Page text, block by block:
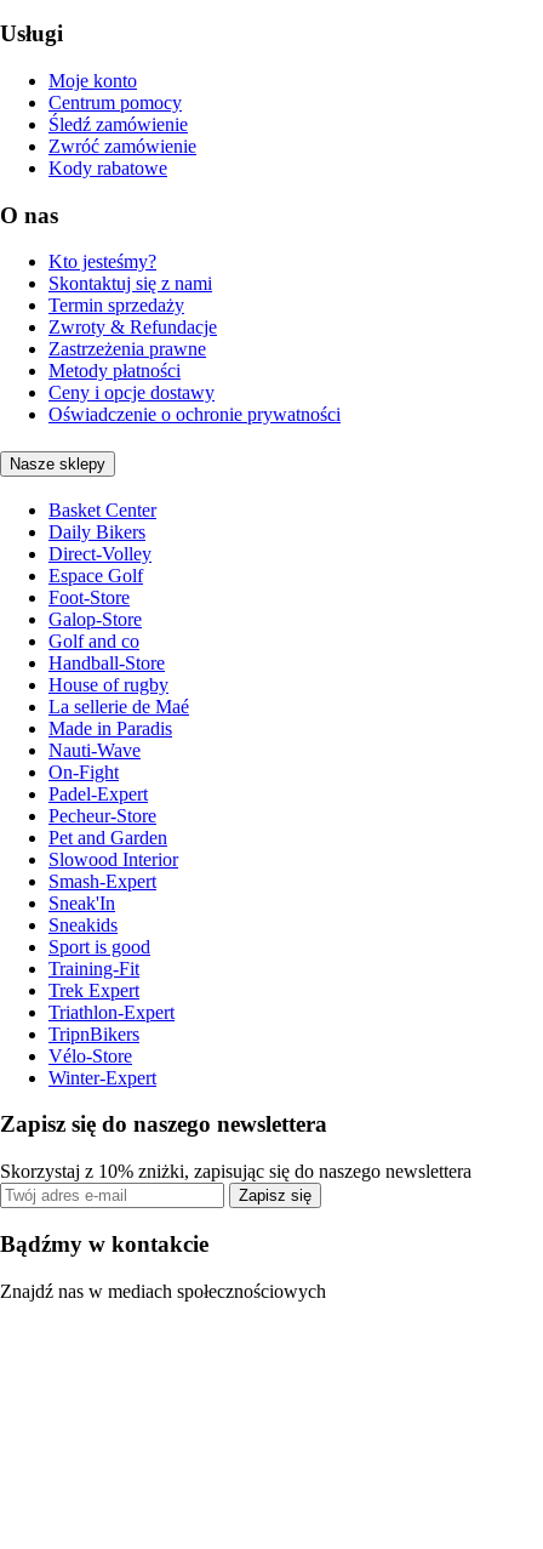
Usługi
Moje konto
Centrum pomocy
Śledź zamówienie
Zwróć zamówienie
Kody rabatowe
O nas
Kto jesteśmy?
Skontaktuj się z nami
Termin sprzedaży
Zwroty & Refundacje
Zastrzeżenia prawne
Metody płatności
Ceny i opcje dostawy
Oświadczenie o ochronie prywatności
Nasze sklepy
Basket Center
Daily Bikers
Direct-Volley
Espace Golf
Foot-Store
Galop-Store
Golf and co
Handball-Store
House of rugby
La sellerie de Maé
Made in Paradis
Nauti-Wave
On-Fight
Padel-Expert
Pecheur-Store
Pet and Garden
Slowood Interior
Smash-Expert
Sneak'In
Sneakids
Sport is good
Training-Fit
Trek Expert
Triathlon-Expert
TripnBikers
Vélo-Store
Winter-Expert
Zapisz się do naszego newslettera
Skorzystaj z 10% zniżki, zapisując się do naszego newslettera
Zapisz się
Bądźmy w kontakcie
Znajdź nas w mediach społecznościowych